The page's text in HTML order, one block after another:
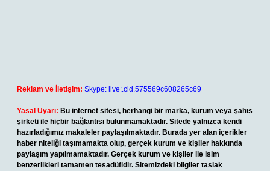
Reklam ve İletişim: Skype: live:.cid.575569c608265c69
Yasal Uyarı: Bu internet sitesi, herhangi bir marka, kurum veya şahıs
şirketi ile hiçbir bağlantısı bulunmamaktadır. Sitede yalnızca kendi
hazırladığımız makaleler paylaşılmaktadır. Burada yer alan içerikler
haber niteliği taşımamakta olup, gerçek kurum ve kişiler hakkında
paylaşım yapılmamaktadır. Gerçek kurum ve kişiler ile isim
benzerlikleri tamamen tesadüfidir. Sitemizdeki bilgiler taslak